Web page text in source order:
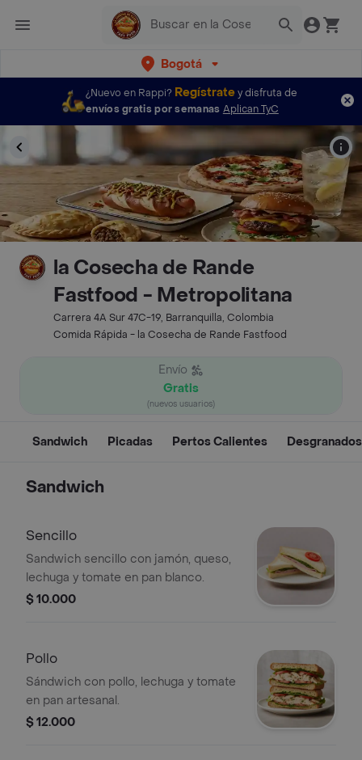
Bogotá
¿Nuevo en Rappi? Regístratey disfruta de
envíos gratis por semanas Aplican TyC
la Cosecha de Rande
Fastfood - Metropolitana
Carrera 4A Sur 47C-19, Barranquilla, Colombia
Comida Rápida - la Cosecha de Rande Fastfood
Envío
Gratis
(nuevos usuarios)
Sandwich Picadas Pertos Calientes Desgranados
Sandwich
Sencillo
Sandwich sencillo con jamón, queso,
lechuga y tomate en pan blanco.
$ 10.000
Pollo
Sándwich con pollo, lechuga y tomate
en pan artesanal.
$ 12.000